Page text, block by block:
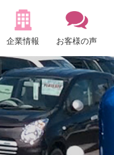
企業情報
会社概要
沿革
会貢献活動
お客様の声